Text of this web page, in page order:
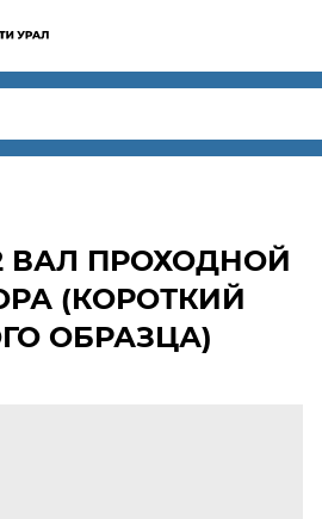
ВАЛ ПРОХОДНОЙ
(КОРОТКИЙ
ОБРАЗЦА)